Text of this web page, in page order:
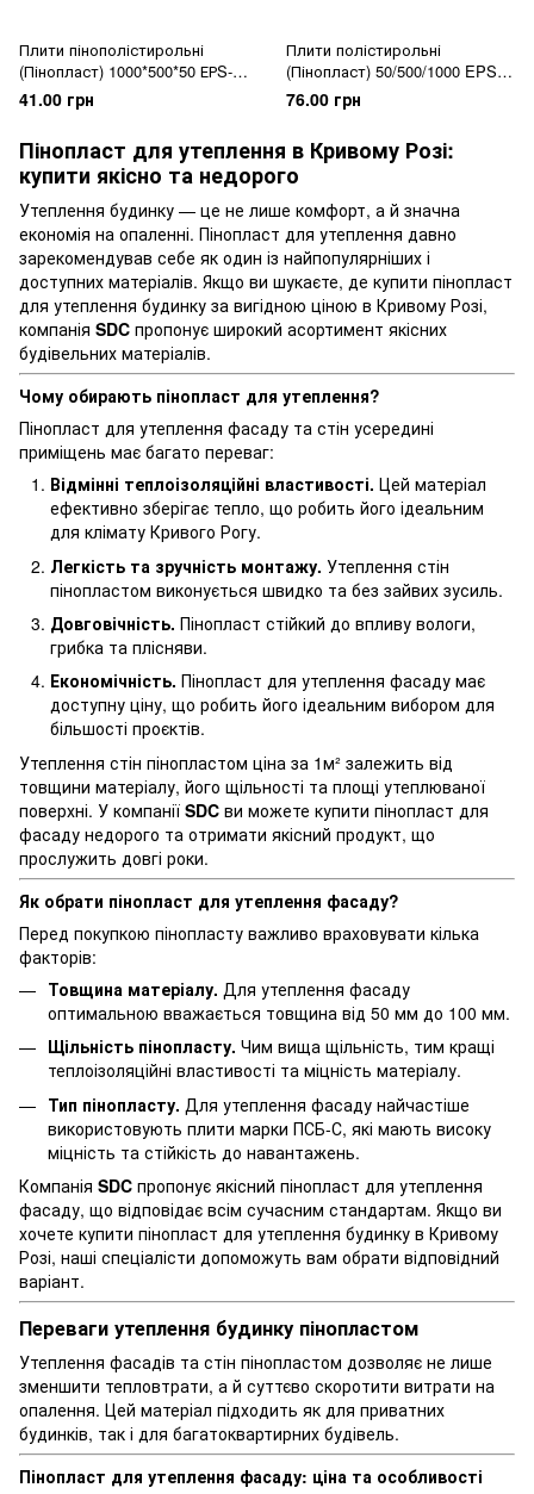
Плити пінополістирольні
(Пінопласт) 1000*500*50 ЕРS-
30 АНСЕРГЛОБ 9кг
41.00 грн
Плити полістирольні
(Пінопласт) 50/500/1000 EPS-
60 HIRSCH 13 kg/m3
76.00 грн
Пінопласт для утеплення в Кривому Розі:
купити якісно та недорого
Утеплення будинку — це не лише комфорт, а й значна
економія на опаленні. Пінопласт для утеплення давно
зарекомендував себе як один із найпопулярніших і
доступних матеріалів. Якщо ви шукаєте, де купити пінопласт
для утеплення будинку за вигідною ціною в Кривому Розі,
компанія SDC пропонує широкий асортимент якісних
будівельних матеріалів.
Чому обирають пінопласт для утеплення?
Пінопласт для утеплення фасаду та стін усередині
приміщень має багато переваг:
Відмінні теплоізоляційні властивості. Цей матеріал
ефективно зберігає тепло, що робить його ідеальним
для клімату Кривого Рогу.
Легкість та зручність монтажу. Утеплення стін
пінопластом виконується швидко та без зайвих зусиль.
Довговічність. Пінопласт стійкий до впливу вологи,
грибка та плісняви.
Економічність. Пінопласт для утеплення фасаду має
доступну ціну, що робить його ідеальним вибором для
більшості проєктів.
Утеплення стін пінопластом ціна за 1м² залежить від
товщини матеріалу, його щільності та площі утеплюваної
поверхні. У компанії SDC ви можете купити пінопласт для
фасаду недорого та отримати якісний продукт, що
прослужить довгі роки.
Як обрати пінопласт для утеплення фасаду?
Перед покупкою пінопласту важливо враховувати кілька
факторів:
Товщина матеріалу. Для утеплення фасаду
оптимальною вважається товщина від 50 мм до 100 мм.
Щільність пінопласту. Чим вища щільність, тим кращі
теплоізоляційні властивості та міцність матеріалу.
Тип пінопласту. Для утеплення фасаду найчастіше
використовують плити марки ПСБ-С, які мають високу
міцність та стійкість до навантажень.
Компанія SDC пропонує якісний пінопласт для утеплення
фасаду, що відповідає всім сучасним стандартам. Якщо ви
хочете купити пінопласт для утеплення будинку в Кривому
Розі, наші спеціалісти допоможуть вам обрати відповідний
варіант.
Переваги утеплення будинку пінопластом
Утеплення фасадів та стін пінопластом дозволяє не лише
зменшити тепловтрати, а й суттєво скоротити витрати на
опалення. Цей матеріал підходить як для приватних
будинків, так і для багатоквартирних будівель.
Пінопласт для утеплення фасаду: ціна та особливості